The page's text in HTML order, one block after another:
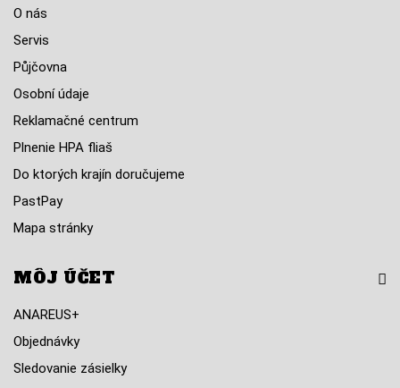
O nás
Servis
Půjčovna
Osobní údaje
Reklamačné centrum
Plnenie HPA fliaš
Do ktorých krajín doručujeme
PastPay
Mapa stránky
MÔJ ÚČET
ANAREUS+
Objednávky
Sledovanie zásielky